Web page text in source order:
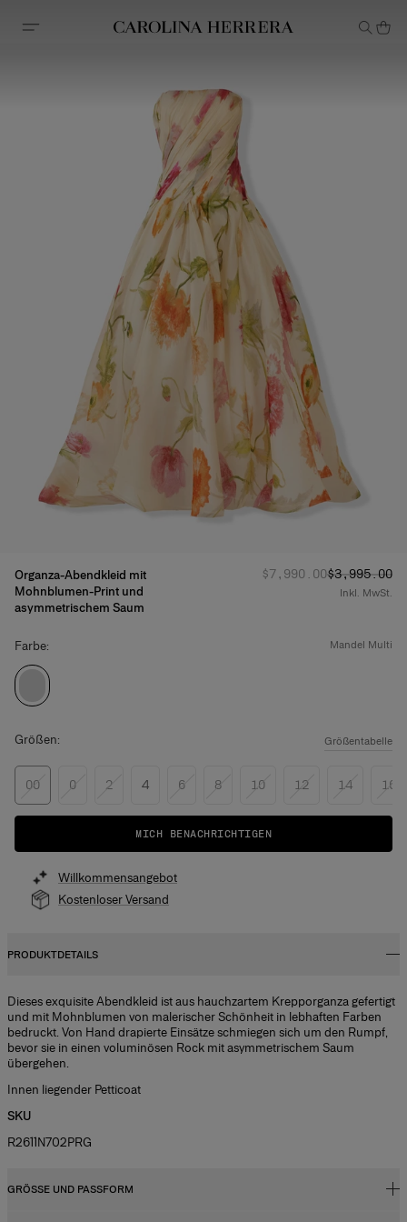
Erklärung zur Barrierefreiheit (Link)
Organza-Abendkleid mit
Mohnblumen-Print und
asymmetrischem Saum
Regulärer Preis:
$7,990.00$3,995.00
Inkl. MwSt.
Farbe: mandel multi
Größen: Größentabelle
00 0 2 4 6 8 10 12 14 16
MICH BENACHRICHTIGEN
Willkommensangebot
Kostenloser Versand
PRODUKTDETAILS
Dieses exquisite Abendkleid ist aus hauchzartem Krepporganza gefertigt
und mit Mohnblumen von malerischer Schönheit in lebhaften Farben
bedruckt. Von Hand drapierte Einsätze schmiegen sich um den Rumpf,
bevor sie in einen voluminösen Rock mit asymmetrischem Saum
übergehen.
Innen liegender Petticoat
SKU
R2611N702PRG
GRÖSSE UND PASSFORM